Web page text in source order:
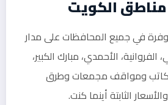
الكويت
في جميع المحافظات على مدار
الأحمدي، مبارك الكبير،
ومواقف مجمعات وطرق
الثابتة أينما كنت.